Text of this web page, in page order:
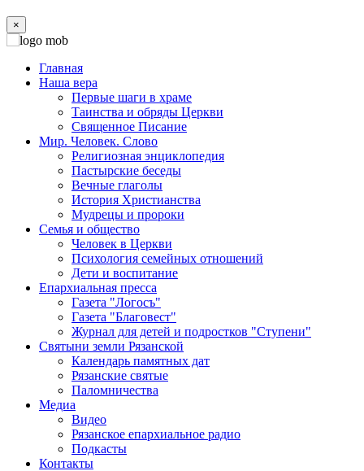
×
Главная
Наша вера
Первые шаги в храме
Таинства и обряды Церкви
Священное Писание
Мир. Человек. Слово
Религиозная энциклопедия
Пастырские беседы
Вечные глаголы
История Христианства
Мудрецы и пророки
Семья и общество
Человек в Церкви
Психология семейных отношений
Дети и воспитание
Епархиальная пресса
Газета "Логосъ"
Газета "Благовест"
Журнал для детей и подростков "Ступени"
Святыни земли Рязанской
Календарь памятных дат
Рязанские святые
Паломничества
Медиа
Видео
Рязанское епархиальное радио
Подкасты
Контакты